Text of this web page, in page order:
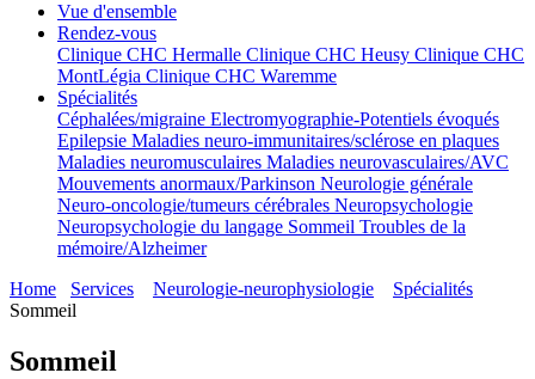
Vue d'ensemble
Rendez-vous
Clinique CHC Hermalle Clinique CHC Heusy Clinique CHC
MontLégia Clinique CHC Waremme
Spécialités
Céphalées/migraine Electromyographie-Potentiels évoqués
Epilepsie Maladies neuro-immunitaires/sclérose en plaques
Maladies neuromusculaires Maladies neurovasculaires/AVC
Mouvements anormaux/Parkinson Neurologie générale
Neuro-oncologie/tumeurs cérébrales Neuropsychologie
Neuropsychologie du langage Sommeil Troubles de la
mémoire/Alzheimer
Home
Services Neurologie-neurophysiologie
Spécialités
Sommeil
Sommeil